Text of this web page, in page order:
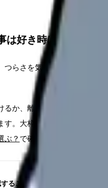
好き時は「退職判
らさを気合いで処理する
るか、離れるかを一人で抱
す。大枠は
ぶ？ で確認できます。
ること。病棟との違いと求人の